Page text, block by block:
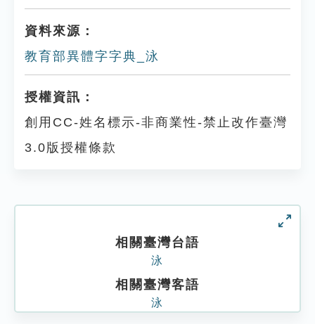
資料來源：
教育部異體字字典_泳
授權資訊：
創用CC-姓名標示-非商業性-禁止改作臺灣
3.0版授權條款
相關臺灣台語
泳
相關臺灣客語
泳